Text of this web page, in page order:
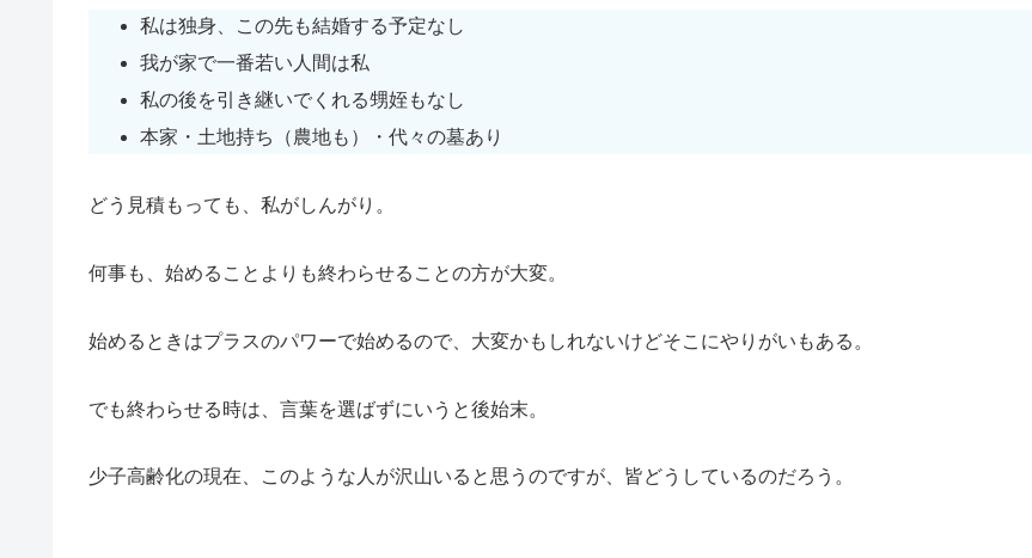
私は独身、この先も結婚する予定なし
我が家で一番若い人間は私
私の後を引き継いでくれる甥姪もなし
本家・土地持ち（農地も）・代々の墓あり
どう見積もっても、私がしんがり。
何事も、始めることよりも終わらせることの方が大変。
始めるときはプラスのパワーで始めるので、大変かもしれないけどそこにやりがいもある。
でも終わらせる時は、言葉を選ばずにいうと後始末。
少子高齢化の現在、このような人が沢山いると思うのですが、皆どうしているのだろう。